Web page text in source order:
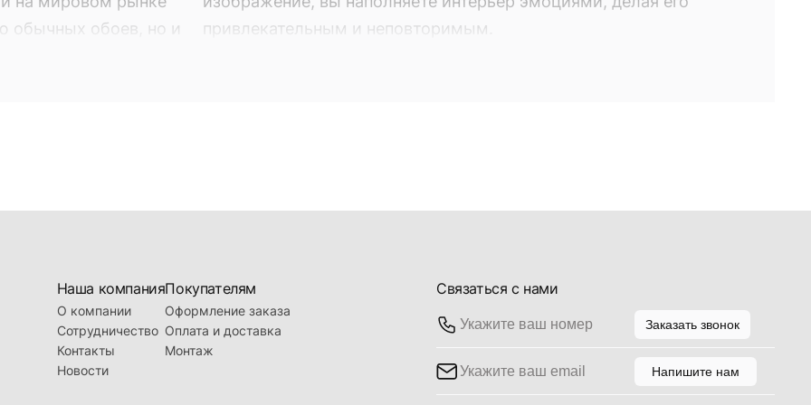
обычных обоев, но и
привлекательным и неповторимым.
Наша компания
О компании
Сотрудничество
Контакты
Новости
Покупателям
Оформление заказа
Оплата и доставка
Монтаж
Связаться с нами
Заказать звонок
Напишите нам